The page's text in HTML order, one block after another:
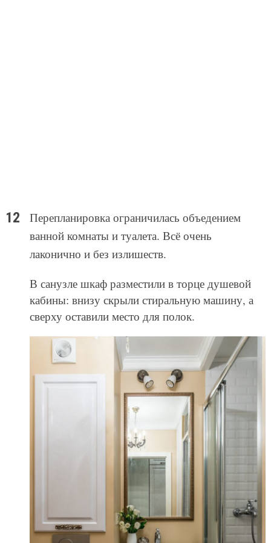
Перепланировка ограничилась объедением
ванной комнаты и туалета. Всё очень
лаконично и без излишеств.
В санузле шкаф разместили в торце душевой
кабины: внизу скрыли стиральную машину, а
сверху оставили место для полок.